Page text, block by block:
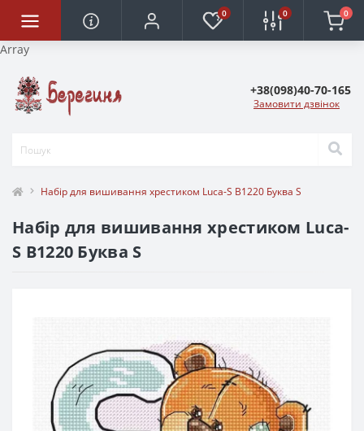
Array
0 0 0
+38(098)40-70-165
Замовити дзвінок
Набір для вишивання хрестиком Luca-S B1220 Буква S
Набір для вишивання хрестиком Luca-
S B1220 Буква S